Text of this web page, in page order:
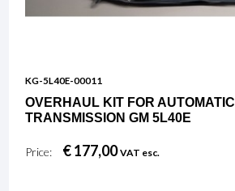
KG-5L40E-00011
OVERHAUL KIT FOR AUTOMATIC
TRANSMISSION GM 5L40E
Price: € 177,00VAT esc.